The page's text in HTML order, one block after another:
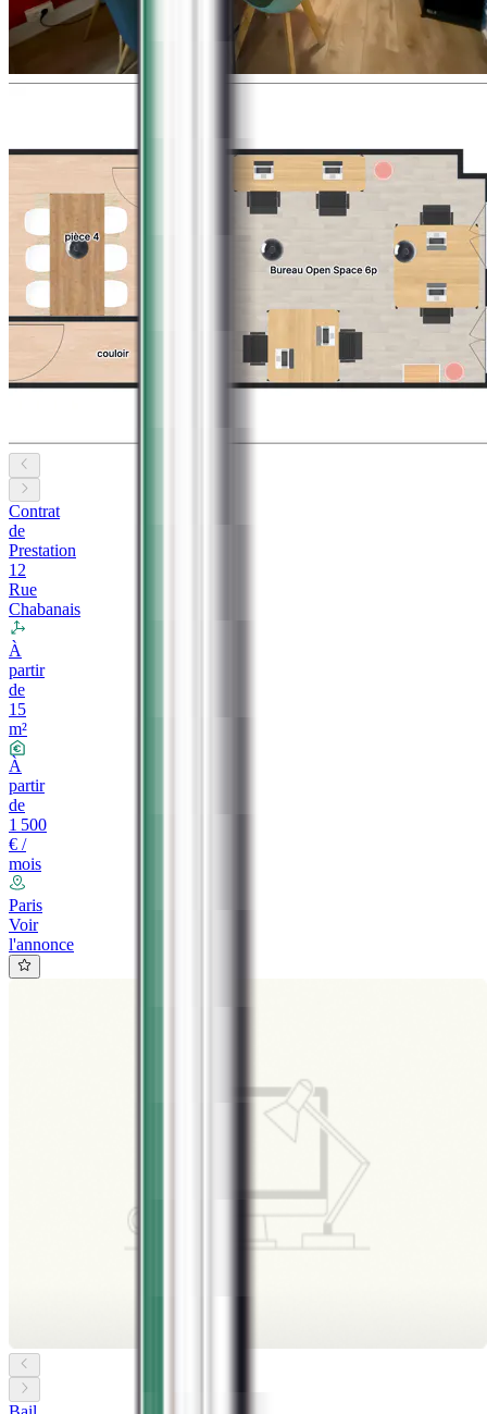
Contrat
de
Prestation
12
Rue
Chabanais
À
partir
de
15
m²
À
partir
de
1 500
€ /
mois
Paris
Voir
l'annonce